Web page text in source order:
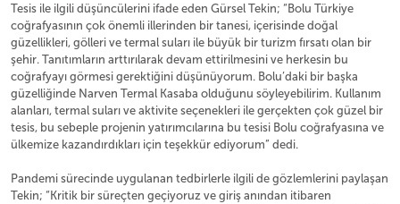
Tesis ile ilgili düşüncülerini ifade eden Gürsel Tekin; “Bolu Türkiye
coğrafyasının çok önemli illerinden bir tanesi, içerisinde doğal
güzellikleri, gölleri ve termal suları ile büyük bir turizm fırsatı olan bir
şehir. Tanıtımların arttırılarak devam ettirilmesini ve herkesin bu
coğrafyayı görmesi gerektiğini düşünüyorum. Bolu’daki bir başka
güzelliğinde Narven Termal Kasaba olduğunu söyleyebilirim. Kullanım
alanları, termal suları ve aktivite seçenekleri ile gerçekten çok güzel bir
tesis, bu sebeple projenin yatırımcılarına bu tesisi Bolu coğrafyasına ve
ülkemize kazandırdıkları için teşekkür ediyorum” dedi.
Pandemi sürecinde uygulanan tedbirlerle ilgili de gözlemlerini paylaşan
Tekin; “Kritik bir süreçten geçiyoruz ve giriş anından itibaren